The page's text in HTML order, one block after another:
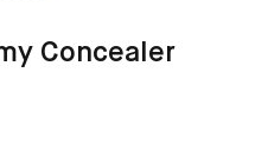
Concealer